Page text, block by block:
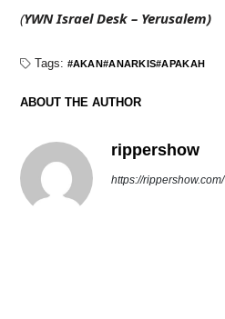
(YWN Israel Desk – Yerusalem)
Tags: AKAN ANARKIS APAKAH
ABOUT THE AUTHOR
rippershow
https://rippershow.com/